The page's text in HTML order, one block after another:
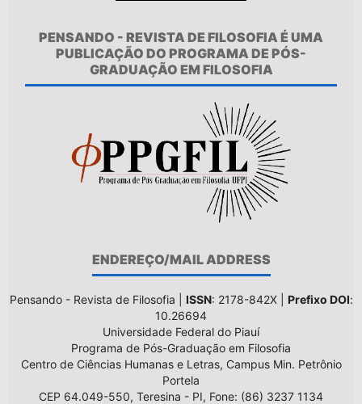
PENSANDO - REVISTA DE FILOSOFIA É UMA
PUBLICAÇÃO DO PROGRAMA DE PÓS-
GRADUAÇÃO EM FILOSOFIA
ENDEREÇO/MAIL ADDRESS
Pensando - Revista de Filosofia | ISSN: 2178-842X | Prefixo DOI:
10.26694
Universidade Federal do Piauí
Programa de Pós-Graduação em Filosofia
Centro de Ciências Humanas e Letras, Campus Min. Petrônio
Portela
CEP 64.049-550, Teresina - PI, Fone: (86) 3237 1134